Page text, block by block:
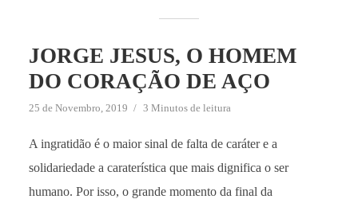
JORGE JESUS, O HOMEM
DO CORAÇÃO DE AÇO
25 de Novembro, 2019 3 Minutos de leitura
A ingratidão é o maior sinal de falta de caráter e a
solidariedade a caraterística que mais dignifica o ser
humano. Por isso, o grande momento da final da